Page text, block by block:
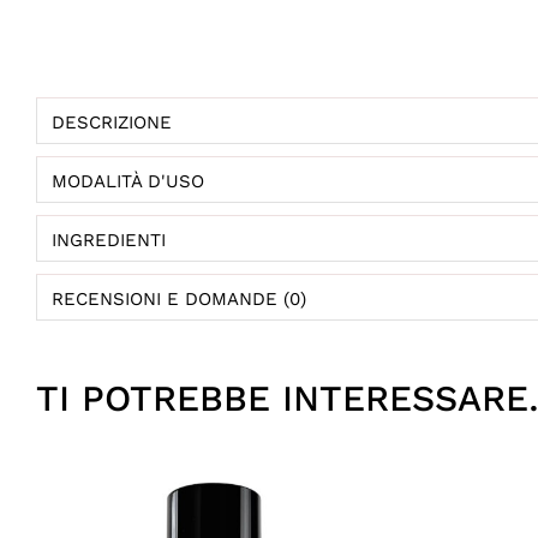
DESCRIZIONE
MODALITÀ D'USO
INGREDIENTI
RECENSIONI E DOMANDE (0)
TI POTREBBE